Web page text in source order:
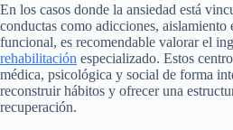
En los casos donde la ansiedad está
conductas como adicciones, aislamiento
funcional, es recomendable valorar el
rehabilitación especializado. Estos
médica, psicológica y social de forma
reconstruir hábitos y ofrecer una
recuperación.